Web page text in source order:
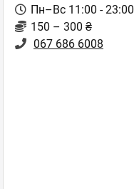
Пн–Вс 11:00 - 23:00
150 – 300 ₴
067 686 6008